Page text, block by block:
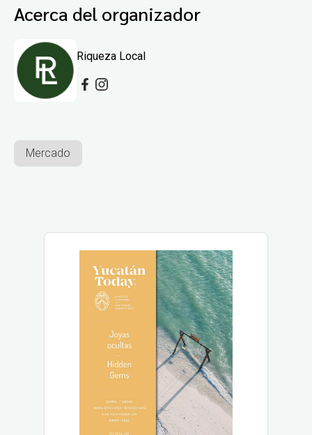
Acerca del organizador
Riqueza Local
Mercado